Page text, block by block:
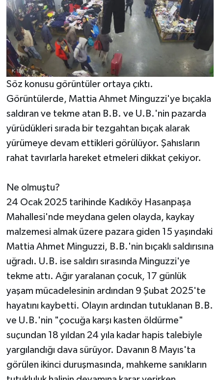
Söz konusu görüntüler ortaya çıktı.
Görüntülerde, Mattia Ahmet Minguzzi'ye bıçakla
saldıran ve tekme atan B.B. ve U.B.'nin pazarda
yürüdükleri sırada bir tezgahtan bıçak alarak
yürümeye devam ettikleri görülüyor. Şahısların
rahat tavırlarla hareket etmeleri dikkat çekiyor.
Ne olmuştu?
24 Ocak 2025 tarihinde Kadıköy Hasanpaşa
Mahallesi'nde meydana gelen olayda, kaykay
malzemesi almak üzere pazara giden 15 yaşındaki
Mattia Ahmet Minguzzi, B.B.'nin bıçaklı saldırısına
uğradı. U.B. ise saldırı sırasında Minguzzi'ye
tekme attı. Ağır yaralanan çocuk, 17 günlük
yaşam mücadelesinin ardından 9 Şubat 2025'te
hayatını kaybetti. Olayın ardından tutuklanan B.B.
ve U.B.'nin "çocuğa karşı kasten öldürme"
suçundan 18 yıldan 24 yıla kadar hapis talebiyle
yargılandığı dava sürüyor. Davanın 8 Mayıs'ta
görülen ikinci duruşmasında, mahkeme sanıkların